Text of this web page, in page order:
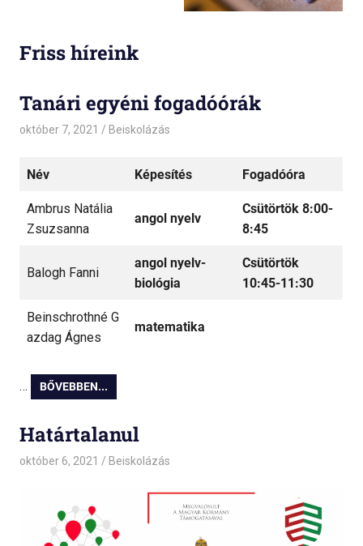
Friss híreink
Tanári egyéni fogadóórák
október 7, 2021 admin
Beiskolázás
Név Képesítés Fogadóóra
Ambrus Natália
Zsuzsanna
angol nyelv
Csütörtök 8:00-
8:45
Balogh Fanni
angol nyelv-
biológia
Csütörtök
10:45-11:30
Beinschrothné G
azdag Ágnes
matematika
… BŐVEBBEN...
Határtalanul
október 6, 2021 admin
Beiskolázás